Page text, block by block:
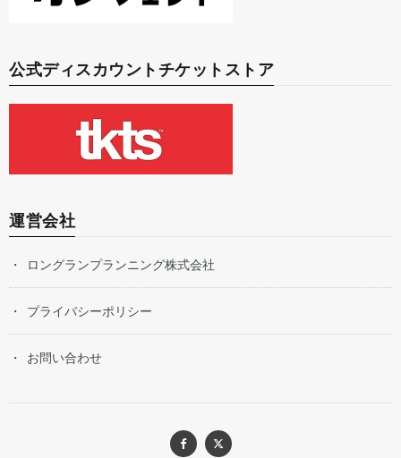
公式ディスカウントチケットストア
運営会社
ロングランプランニング株式会社
プライバシーポリシー
お問い合わせ